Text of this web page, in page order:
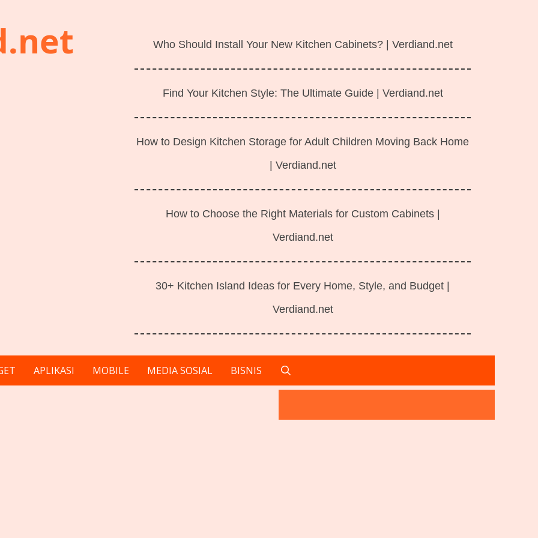
Who Should Install Your New Kitchen Cabinets? | Verdiand.net
Find Your Kitchen Style: The Ultimate Guide | Verdiand.net
How to Design Kitchen Storage for Adult Children Moving Back Home
| Verdiand.net
How to Choose the Right Materials for Custom Cabinets |
Verdiand.net
30+ Kitchen Island Ideas for Every Home, Style, and Budget |
Verdiand.net
APLIKASI MOBILE MEDIA SOSIAL BISNIS